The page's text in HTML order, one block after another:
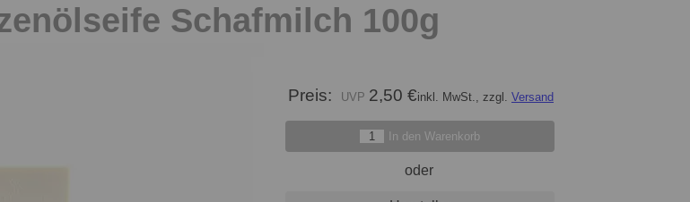
Schafmilch 100g
Preis: 2,50 €inkl. MwSt., zzgl. Versand
In den Warenkorb
oder